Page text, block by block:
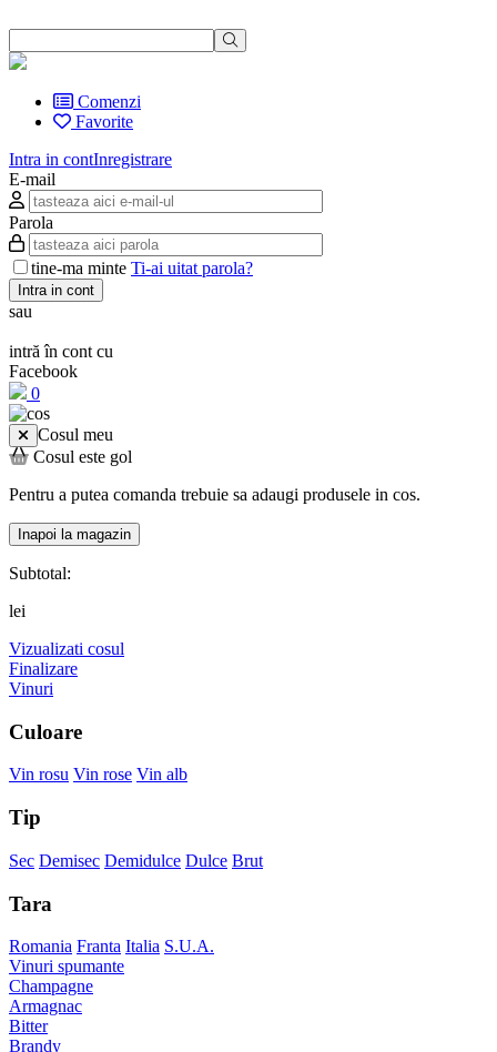
Comenzi
Favorite
Intra in contInregistrare
E-mail
Parola
tine-ma minte Ti-ai uitat parola?
Intra in cont
sau
intră în cont cu
Facebook
0
Cosul meu
Cosul este gol
Pentru a putea comanda trebuie sa adaugi produsele in cos.
Inapoi la magazin
Subtotal:
lei
Vizualizati cosul
Finalizare
Vinuri
Culoare
Vin rosu Vin rose Vin alb
Tip
Sec Demisec Demidulce Dulce Brut
Tara
Romania Franta Italia S.U.A.
Vinuri spumante
Champagne
Armagnac
Bitter
Brandy